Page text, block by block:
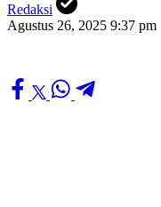
Redaksi
Agustus 26, 2025 9:37 pm